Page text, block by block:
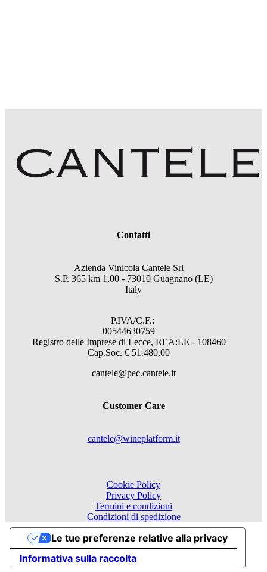
Contatti
Azienda Vinicola Cantele Srl
S.P. 365 km 1,00 - 73010 Guagnano (LE)
Italy
P.IVA/C.F.:
00544630759
Registro delle Imprese di Lecce, REA:LE - 108460
Cap.Soc. € 51.480,00
cantele@pec.cantele.it
Customer Care
cantele@wineplatform.it
Cookie Policy
Privacy Policy
Termini e condizioni
Condizioni di spedizione
Informativa sulla raccolta
Le tue preferenze relative alla privacy